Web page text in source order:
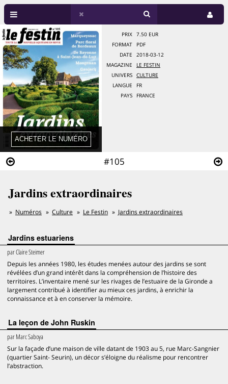
#105
PRIX
7.50 EUR
FORMAT
PDF
DATE
2018-03-12
MAGAZINE
LE FESTIN
UNIVERS
CULTURE
LANGUE
FR
PAYS
FRANCE
Jardins extraordinaires
Numéros Culture Le Festin Jardins extraordinaires
Jardins estuariens
parClaire Steimer
Depuis les années 1980, les études menées autour des jardins se sont
révélées d’un grand intérêt dans la compréhension de l’histoire des
territoires. L’inventaire mené sur les rivages de l’estuaire de la Gironde a
largement contribué à identifier au mieux ces jardins, à enrichir la
connaissance et à en conserver la mémoire.
La leçon de John Ruskin
parMarc Saboya
Sur la façade d’une maison de ville datant de 1903 au 5, rue Marc-Sangnier
(quartier Saint- Seurin), un décor s’éloigne du réalisme pour rencontrer
l’abstraction.